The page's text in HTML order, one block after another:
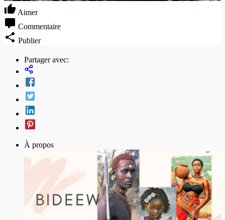
Aimer
Commentaire
Publier
Partager avec:
À propos